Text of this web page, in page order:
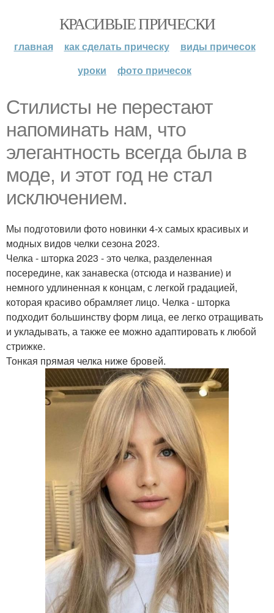
КРАСИВЫЕ ПРИЧЕСКИ
главная как сделать прическу
виды причесок
уроки
фото причесок
Стилисты не перестают
напоминать нам, что
элегантность всегда была в
моде, и этот год не стал
исключением.
Мы подготовили фото новинки 4-х самых красивых и
модных видов челки сезона 2023.
Челка - шторка 2023 - это челка, разделенная
посередине, как занавеска (отсюда и название) и
немного удлиненная к концам, с легкой градацией,
которая красиво обрамляет лицо. Челка - шторка
подходит большинству форм лица, ее легко отращивать
и укладывать, а также ее можно адаптировать к любой
стрижке.
Тонкая прямая челка ниже бровей.